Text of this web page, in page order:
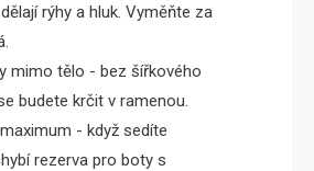
rýhy a hluk. Vyměňte za
mimo tělo - bez šířkového
budete krčit v ramenou.
- když sedíte
rezerva pro boty s